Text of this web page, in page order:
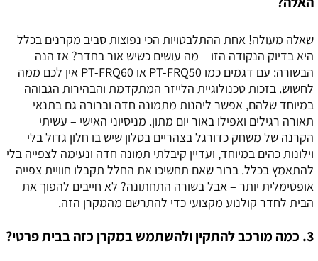
שאלה מעולה! אחת ההתלבטויות הכי נפוצות סביב מקרנים בכלל
היא בדיוק הנקודה הזו – מה עושים כשיש אור בחדר? אז הנה
הבשורה: עם דגמים כמו PT-FRQ50 או PT-FRQ60 אין לכם ממה
לחשוש. בזכות טכנולוגיית הלייזר המתקדמת והבהירות הגבוהה
במיוחד שלהם, אפשר ליהנות מתמונה חדה וברורה גם בתנאי
תאורה רגילים ואפילו באור יום מתון. מניסיוני האישי – עשיתי
הקרנה של משחק כדורגל בצהריים בסלון שיש בו חלון גדול בלי
וילונות כהים במיוחד, ועדיין קיבלתי תמונה חדה ונעימה לצפייה בלי
להתאמץ בכלל. ברור שאם תחשיכו את החלל תקבלו חוויית צפייה
אופטימלית יותר – אבל בשורה התחתונה? לא חייבים להפוך את
הבית לחדר קולנוע מקצועי כדי להתרשם מהמקרן הזה.
3. כמה מורכב להתקין ולהשתמש במקרן כזה בבית פרטי?